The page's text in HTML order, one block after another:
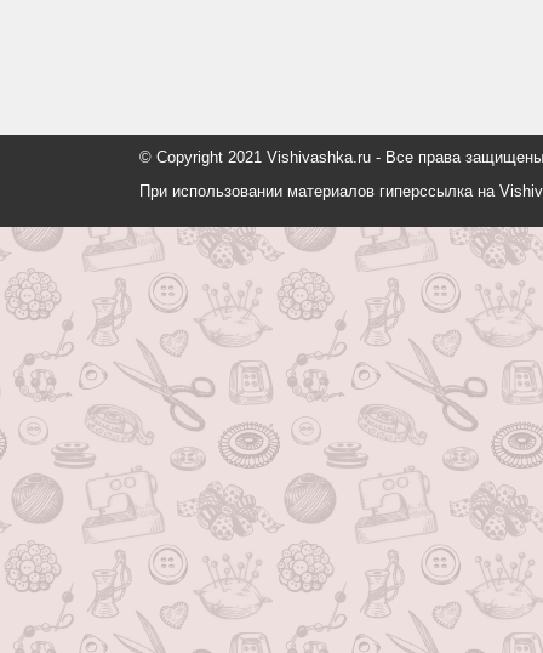
© Copyright 2021 Vishivashka.ru - Все права
При использовании материалов гиперссылка на